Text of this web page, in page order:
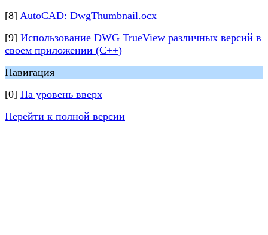
[8] AutoCAD: DwgThumbnail.ocx
[9] Использование DWG TrueView различных версий в
своем приложении (С++)
Навигация
[0] На уровень вверх
Перейти к полной версии